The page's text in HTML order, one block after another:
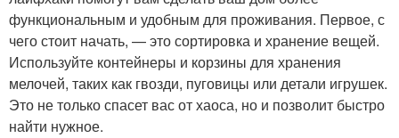
функциональным и удобным для проживания. Первое, с
чего стоит начать, — это сортировка и хранение вещей.
Используйте контейнеры и корзины для хранения
мелочей, таких как гвозди, пуговицы или детали игрушек.
Это не только спасет вас от хаоса, но и позволит быстро
найти нужное.